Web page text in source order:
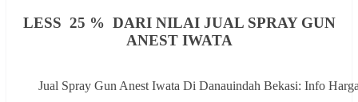
LESS 25 % DARI NILAI JUAL SPRAY GUN
ANEST IWATA
Jual Spray Gun Anest Iwata Di Danauindah Bekasi: Info